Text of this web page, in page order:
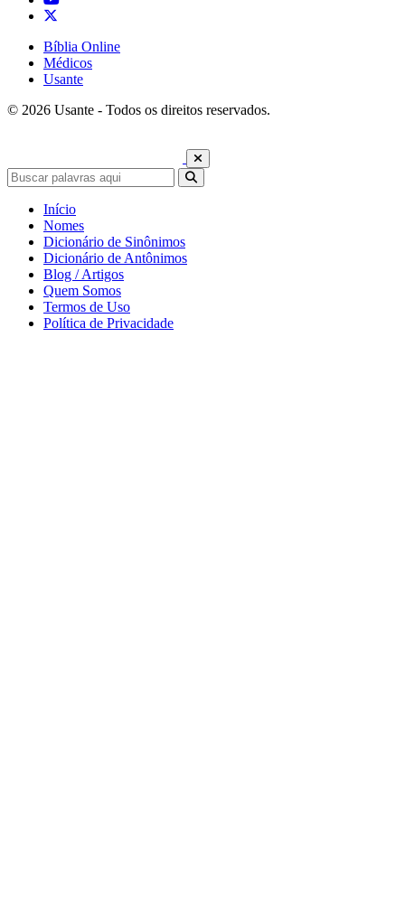
Bíblia Online
Médicos
Usante
© 2026 Usante - Todos os direitos reservados.
Início
Nomes
Dicionário de Sinônimos
Dicionário de Antônimos
Blog / Artigos
Quem Somos
Termos de Uso
Política de Privacidade